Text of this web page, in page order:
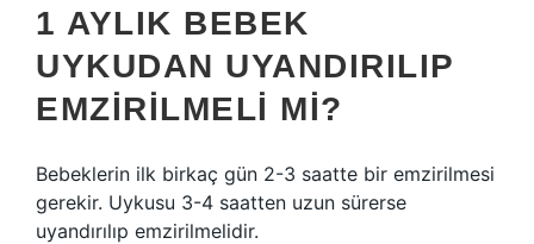
1 AYLIK BEBEK
UYKUDAN UYANDIRILIP
EMZIRILMELI MI?
Bebeklerin ilk birkaç gün 2-3 saatte bir emzirilmesi
gerekir. Uykusu 3-4 saatten uzun sürerse
uyandırılıp emzirilmelidir.